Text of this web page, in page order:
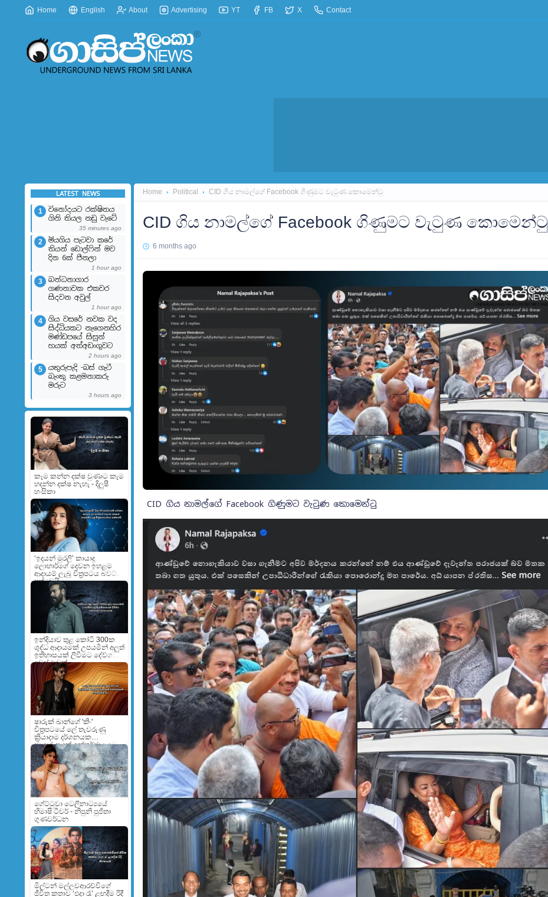
Home English About Advertising YT FB X Contact
LATEST NEWS
1
විනෝදයට රක්ෂිතය
ගිනි තියල නඩු වැටේ
35 minutes ago
2
මියගිය පැටවා කරේ
තියන් ඩොල්ෆින් මව
දින 6ක් පීනලා
1 hour ago
3
බන්ධනාගාර
ගණනාවක එකවර
සිදවන අවුල්
1 hour ago
4
ගිය වසරේ නවක වද
සිද්ධියකට නැගෙනහිර
මණ්ඩපයේ සිසුන්
හයක් අත්අඩංගුවට
2 hours ago
5
යතුරුපැදි -බස් ගැටී
බැංකු කළමනාකරු
මරුට
3 hours ago
කෑම කන්න දක්ෂ වුණාට කෑම
හදන්න දක්ෂ නැහැ - දිලුෂී
හංසිකා
‘ඉදයන් මුරලි’ කායාදු
ලොහාර්ගේ දෙවන ඉහළම
ආදායම් ලැබූ චිත්‍රපටය බවට
පත්වෙයි
ඉන්දියාව තුළ කෝටි 300ක
ශුද්ධ ආදායමක් උපයමින් අලුත්
ඉතිහාසයක් ලිවීමට දේව්ගන්ට
අවස්ථාවක්
ෂාරුක් ඛාන්ගේ 'කිං'
චිත්‍රපටයේ ලේ තැවරුණු
ක්‍රියාදාම දර්ශනයක
ඡායාරූපයක් අන්තර්ජාලයට
ගේට්ටුවා ටෙලිනාට්‍යයේ
හිමාෂි ටීචර් - නිපුනි පුජිතා
ගුණවර්ධන
මිල්ටන් මල්ලවආරච්චිගේ
ජීවිත කතාව ‘එදා රෑ’ ළඟදීම රිදී
Home Political CID ‍ගිය නාමල්ගේ Facebook ගිණුමට වැටුණ කොමෙන්ටු
CID ‍ගිය නාමල්ගේ Facebook ගිණුමට වැටුණ කොමෙන්ටු
6 months ago
CID ගිය නාමල්ගේ Facebook ගිණුමට වැටුණ කොමෙන්ටු